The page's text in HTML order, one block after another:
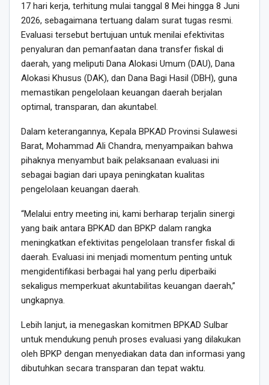
17 hari kerja, terhitung mulai tanggal 8 Mei hingga 8 Juni
2026, sebagaimana tertuang dalam surat tugas resmi.
Evaluasi tersebut bertujuan untuk menilai efektivitas
penyaluran dan pemanfaatan dana transfer fiskal di
daerah, yang meliputi Dana Alokasi Umum (DAU), Dana
Alokasi Khusus (DAK), dan Dana Bagi Hasil (DBH), guna
memastikan pengelolaan keuangan daerah berjalan
optimal, transparan, dan akuntabel.
Dalam keterangannya, Kepala BPKAD Provinsi Sulawesi
Barat, Mohammad Ali Chandra, menyampaikan bahwa
pihaknya menyambut baik pelaksanaan evaluasi ini
sebagai bagian dari upaya peningkatan kualitas
pengelolaan keuangan daerah.
“Melalui entry meeting ini, kami berharap terjalin sinergi
yang baik antara BPKAD dan BPKP dalam rangka
meningkatkan efektivitas pengelolaan transfer fiskal di
daerah. Evaluasi ini menjadi momentum penting untuk
mengidentifikasi berbagai hal yang perlu diperbaiki
sekaligus memperkuat akuntabilitas keuangan daerah,”
ungkapnya.
Lebih lanjut, ia menegaskan komitmen BPKAD Sulbar
untuk mendukung penuh proses evaluasi yang dilakukan
oleh BPKP dengan menyediakan data dan informasi yang
dibutuhkan secara transparan dan tepat waktu.